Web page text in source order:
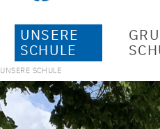
UNSERE
SCHULE
UNSERE SCHULE